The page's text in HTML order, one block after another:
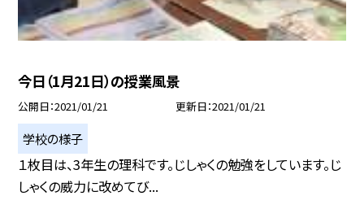
今日（1月21日）の授業風景
公開日 2021/01/21 更新日 2021/01/21
学校の様子
１枚目は、3年生の理科です。じしゃくの勉強をしています。じ
しゃくの威力に改めてび...